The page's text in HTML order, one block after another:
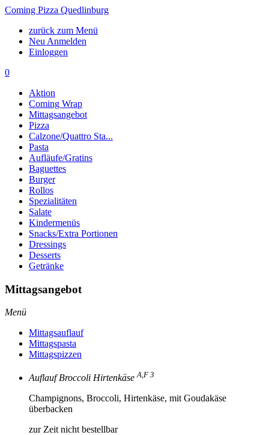
Coming Pizza Quedlinburg
zurück zum Menü
Neu Anmelden
Einloggen
0
Aktion
Coming Wrap
Mittagsangebot
Pizza
Calzone/Quattro Sta...
Pasta
Aufläufe/Gratins
Baguettes
Burger
Rollos
Spezialitäten
Salate
Kindermenüs
Snacks/Extra Portionen
Dressings
Desserts
Getränke
Mittagsangebot
Menü
Mittagsauflauf
Mittagspasta
Mittagspizzen
Auflauf Broccoli HirtenkäseA,F 3
Champignons, Broccoli, Hirtenkäse, mit Goudakäse
überbacken
zur Zeit nicht bestellbar